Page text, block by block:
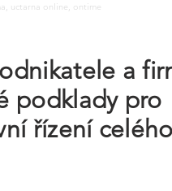
uctarna online, ontime
a
podklady pro
řízení celého